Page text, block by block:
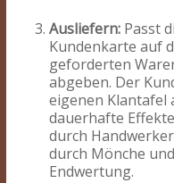
Ausliefern:Passt
Kundenkarte auf
geforderten
abgeben. Der
eigenen Klantafel
dauerhafte
durch
durch Mönche
Endwertung.